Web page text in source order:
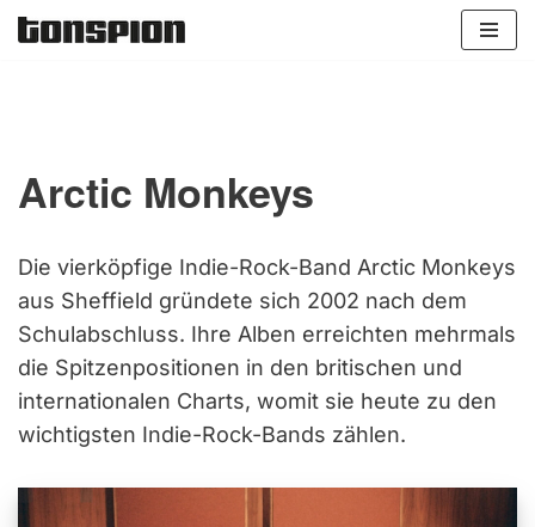
Arctic Monkeys
Die vierköpfige Indie-Rock-Band Arctic Monkeys
aus Sheffield gründete sich 2002 nach dem
Schulabschluss. Ihre Alben erreichten mehrmals
die Spitzenpositionen in den britischen und
internationalen Charts, womit sie heute zu den
wichtigsten Indie-Rock-Bands zählen.